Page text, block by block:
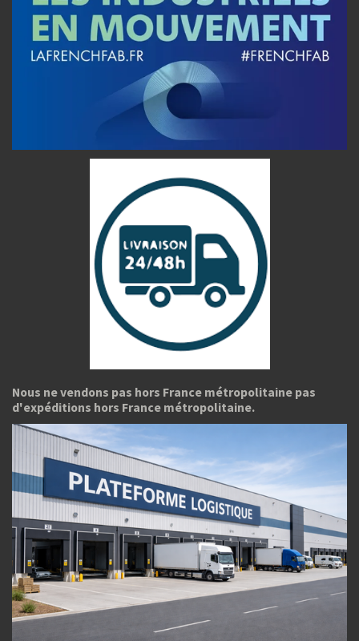
Nous ne vendons pas hors France métropolitaine pas
d'expéditions hors France métropolitaine.